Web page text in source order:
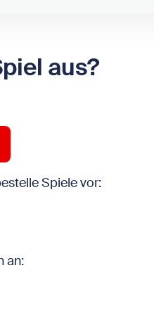
aus?
Spiele vor:
an: